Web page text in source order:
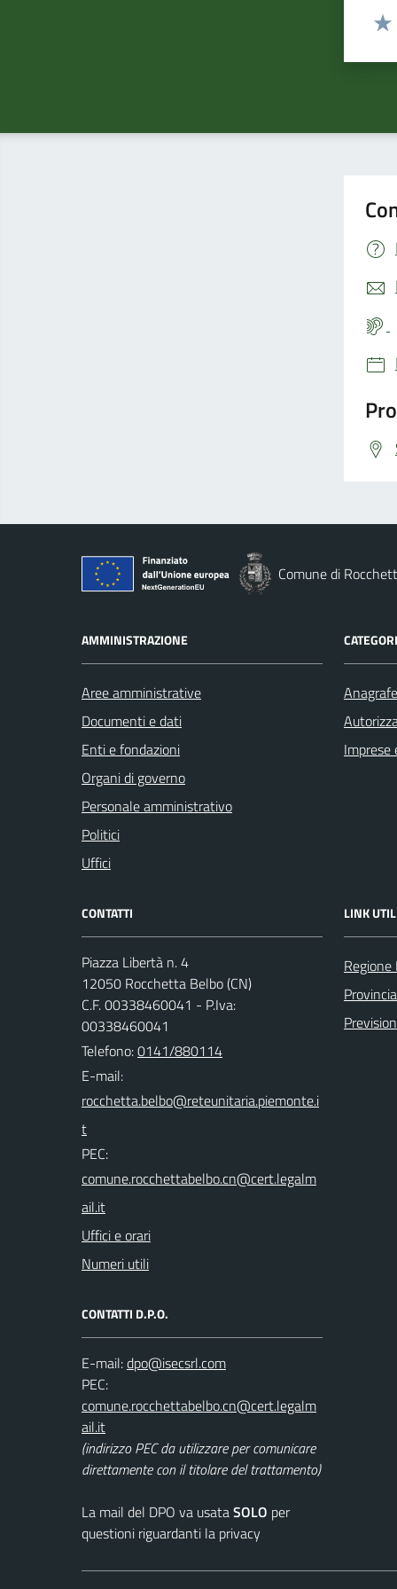
Comune di
AMMINISTRAZIONE
Aree amministrative
Documenti e dati
Enti e fondazioni
Organi di governo
Personale amministrativo
Politici
Uffici
Imprese
CONTATTI
Piazza Libertà n. 4
12050 Rocchetta Belbo (CN)
C.F. 00338460041 - P.Iva:
00338460041
Telefono:0141/880114
E-mail:
PEC:
Uffici e orari
Numeri utili
CONTATTI D.P.O.
E-mail:
PEC:
(indirizzo PEC da utilizzare per comunicare
direttamente con il titolare del trattamento)
La mail del DPO va usataSOLO per
questioni riguardanti la privacy
LINK